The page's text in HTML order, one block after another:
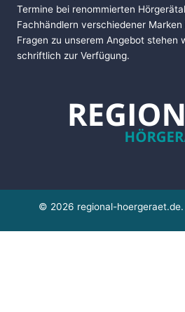
Termine bei renommierten
Fachhändlern verschiedener
Fragen zu unserem Angebot stehen
schriftlich zur Verfügung.
© 2026 regional-hoergeraet.de.